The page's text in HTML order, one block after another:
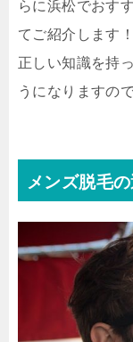
らに浜松でおす
てご紹介します
正しい知識を持
うになりますの
メンズ脱毛